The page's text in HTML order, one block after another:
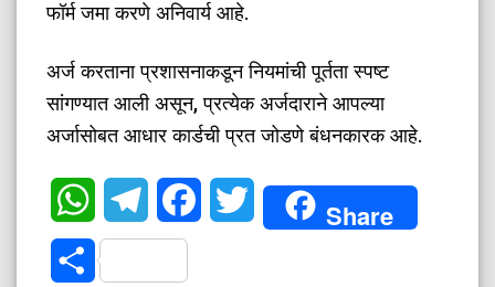
फॉर्म जमा करणे अनिवार्य आहे.
​अर्ज करताना प्रशासनाकडून नियमांची पूर्तता स्पष्ट
सांगण्यात आली असून, प्रत्येक अर्जदाराने आपल्या
अर्जासोबत आधार कार्डची प्रत जोडणे बंधनकारक आहे.
WhatsAppTelegramFacebookTwitter Share
Share